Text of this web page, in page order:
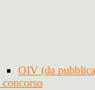
OIV (da